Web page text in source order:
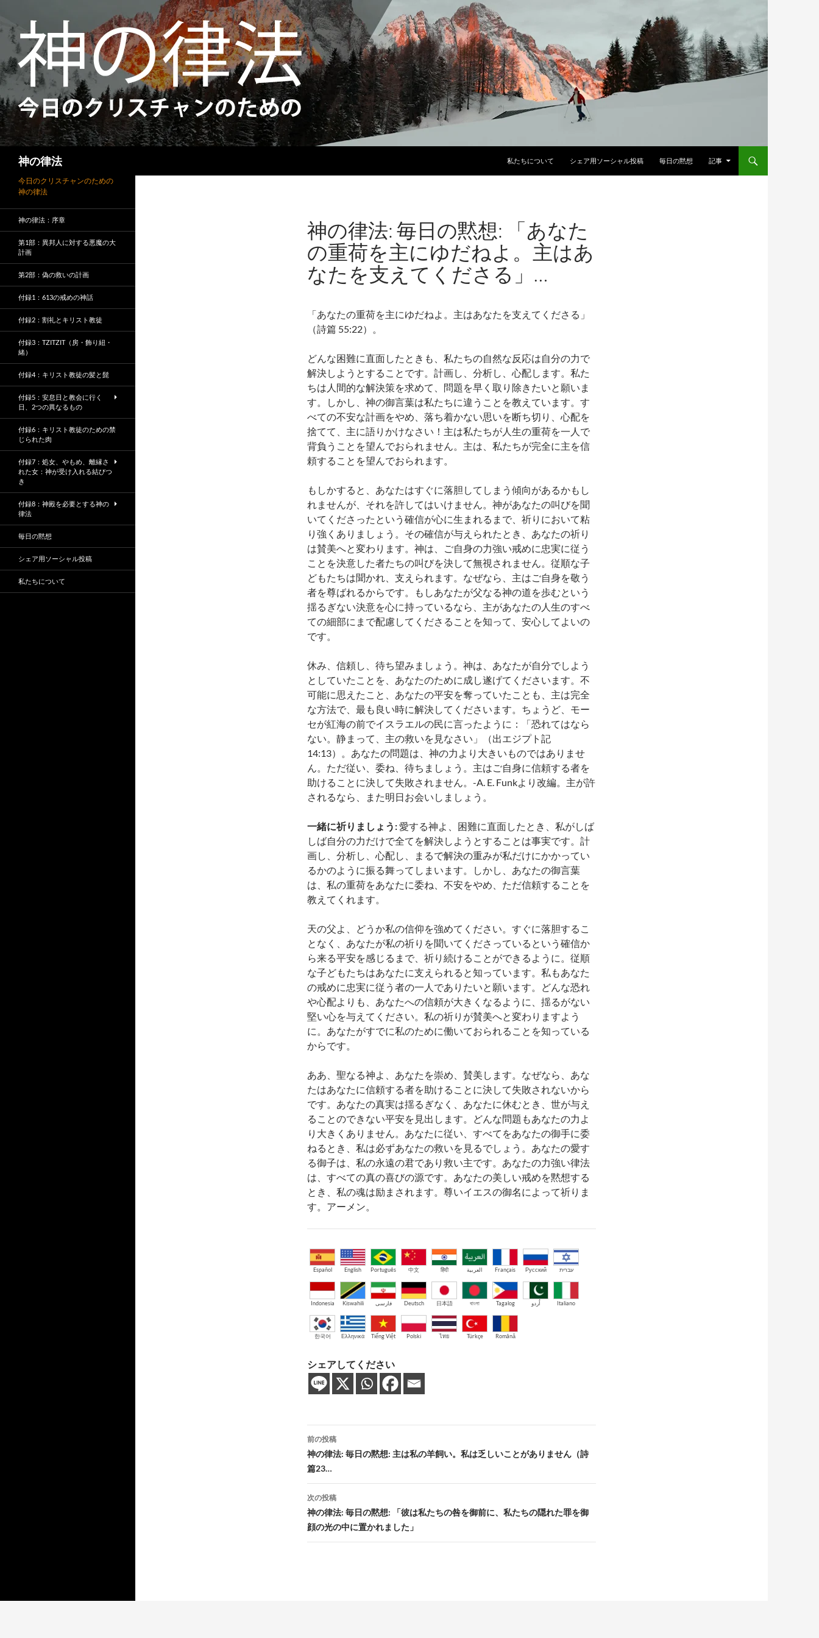
神の律法
私たちについて
シェア用ソーシャル投稿 毎日の黙想 記事
神の律法: 毎日の黙想: 「あなた
の重荷を主にゆだねよ。主はあ
なたを支えてくださる」…
「あなたの重荷を主にゆだねよ。主はあなたを支えてくださる」
（詩篇 55:22）。
どんな困難に直面したときも、私たちの自然な反応は自分の力で
解決しようとすることです。計画し、分析し、心配します。私た
ちは人間的な解決策を求めて、問題を早く取り除きたいと願いま
す。しかし、神の御言葉は私たちに違うことを教えています。す
べての不安な計画をやめ、落ち着かない思いを断ち切り、心配を
捨てて、主に語りかけなさい！主は私たちが人生の重荷を一人で
背負うことを望んでおられません。主は、私たちが完全に主を信
頼することを望んでおられます。
もしかすると、あなたはすぐに落胆してしまう傾向があるかもし
れませんが、それを許してはいけません。神があなたの叫びを聞
いてくださったという確信が心に生まれるまで、祈りにおいて粘
り強くありましょう。その確信が与えられたとき、あなたの祈り
は賛美へと変わります。神は、ご自身の力強い戒めに忠実に従う
ことを決意した者たちの叫びを決して無視されません。従順な子
どもたちは聞かれ、支えられます。なぜなら、主はご自身を敬う
者を尊ばれるからです。もしあなたが父なる神の道を歩むという
揺るぎない決意を心に持っているなら、主があなたの人生のすべ
ての細部にまで配慮してくださることを知って、安心してよいの
です。
休み、信頼し、待ち望みましょう。神は、あなたが自分でしよう
としていたことを、あなたのために成し遂げてくださいます。不
可能に思えたこと、あなたの平安を奪っていたことも、主は完全
な方法で、最も良い時に解決してくださいます。ちょうど、モー
セが紅海の前でイスラエルの民に言ったように：「恐れてはなら
ない。静まって、主の救いを見なさい」（出エジプト記
14:13）。あなたの問題は、神の力より大きいものではありませ
ん。ただ従い、委ね、待ちましょう。主はご自身に信頼する者を
助けることに決して失敗されません。-A. E. Funkより改編。主が許
されるなら、また明日お会いしましょう。
一緒に祈りましょう:愛する神よ、困難に直面したとき、私がしば
しば自分の力だけで全てを解決しようとすることは事実です。計
画し、分析し、心配し、まるで解決の重みが私だけにかかってい
るかのように振る舞ってしまいます。しかし、あなたの御言葉
は、私の重荷をあなたに委ね、不安をやめ、ただ信頼することを
教えてくれます。
天の父よ、どうか私の信仰を強めてください。すぐに落胆するこ
となく、あなたが私の祈りを聞いてくださっているという確信か
ら来る平安を感じるまで、祈り続けることができるように。従順
な子どもたちはあなたに支えられると知っています。私もあなた
の戒めに忠実に従う者の一人でありたいと願います。どんな恐れ
や心配よりも、あなたへの信頼が大きくなるように、揺るがない
堅い心を与えてください。私の祈りが賛美へと変わりますよう
に。あなたがすでに私のために働いておられることを知っている
からです。
ああ、聖なる神よ、あなたを崇め、賛美します。なぜなら、あな
たはあなたに信頼する者を助けることに決して失敗されないから
です。あなたの真実は揺るぎなく、あなたに休むとき、世が与え
ることのできない平安を見出します。どんな問題もあなたの力よ
り大きくありません。あなたに従い、すべてをあなたの御手に委
ねるとき、私は必ずあなたの救いを見るでしょう。あなたの愛す
る御子は、私の永遠の君であり救い主です。あなたの力強い律法
は、すべての真の喜びの源です。あなたの美しい戒めを黙想する
とき、私の魂は励まされます。尊いイエスの御名によって祈りま
す。アーメン。
Español English Português 中文 हिंदी العربية Français Русский עברית
Indonesia Kiswahili فارسی Deutsch 日本語 বাংলা Tagalog اُردو Italiano
한국어 Ελληνικά Tiếng Việt Polski ไทย Türkçe Română
シェアしてください
投
稿
ナ
ビ
ゲ
ー
前の投稿
神の律法: 毎日の黙想: 主は私の羊飼い。私は乏しいことがありません（詩
篇23…
次の投稿
神の律法: 毎日の黙想: 「彼は私たちの咎を御前に、私たちの隠れた罪を御
顔の光の中に置かれました」
今日のクリスチャンのための
神の律法
神の律法：序章
第1部：異邦人に対する悪魔の大
計画
第2部：偽の救いの計画
付録1：613の戒めの神話
付録2：割礼とキリスト教徒
付録3：TZITZIT（房・飾り紐・
緒）
付録4：キリスト教徒の髪と髭
付録5：安息日と教会に行く
日、2つの異なるもの
付録6：キリスト教徒のための禁
じられた肉
付録7：処女、やもめ、離縁さ
れた女：神が受け入れる結びつ
き
付録8：神殿を必要とする神の
律法
毎日の黙想
シェア用ソーシャル投稿
私たちについて